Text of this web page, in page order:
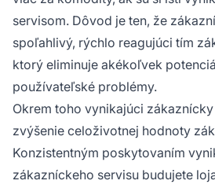
servisom. Dôvod je ten, že
spoľahlivý, rýchlo reagujúci tím
ktorý eliminuje akékoľvek
používateľské problémy.
Okrem toho vynikajúci
zvýšenie celoživotnej hodnoty
Konzistentným poskytovaním
zákazníckeho servisu budujete